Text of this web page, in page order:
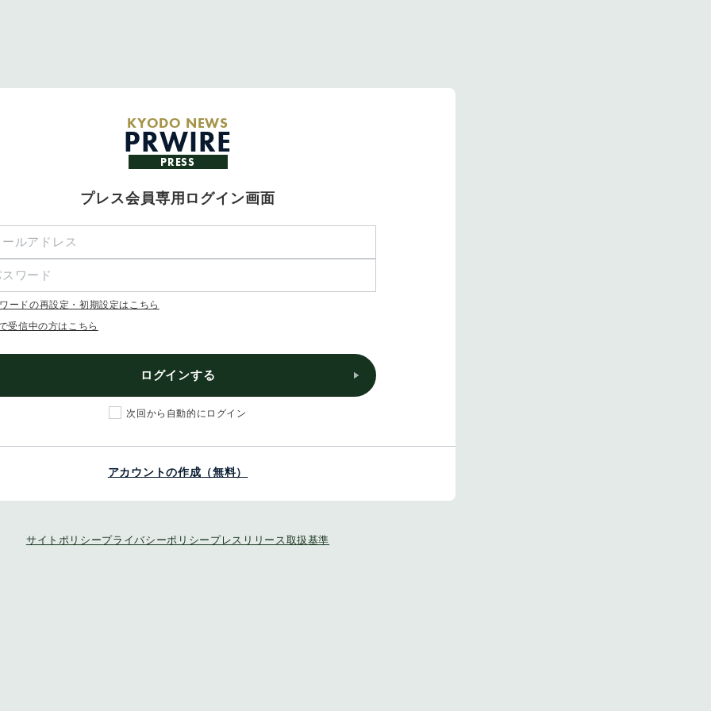
KYODO NEWS
PRWIRE
PRESS
プレス会員専用ログイン画面
ードの再設定・初期設定はこちら
受信中の方はこちら
ログインする
次回から自動的にログイン
アカウントの作成（無料）
サイトポリシープライバシーポリシー プレスリリース取扱基準